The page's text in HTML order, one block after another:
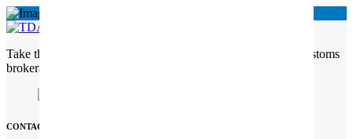
Take the complexity out of customs Freight Solutions with customs
brokerage services
CONTACT INFO